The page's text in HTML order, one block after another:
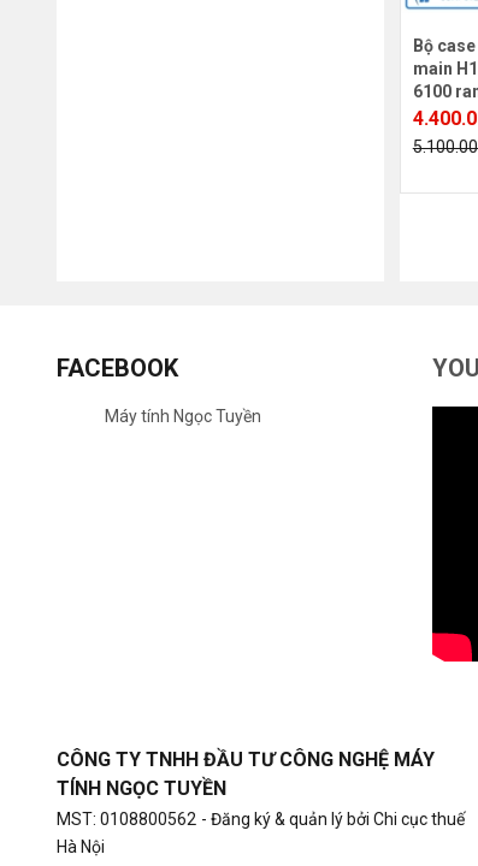
Bộ
main
6100
FACEBOOK
Máy tính Ngọc Tuyền
CÔNG TY TNHH ĐẦU TƯ CÔNG NGHỆ MÁY
TÍNH NGỌC TUYỀN
MST: 0108800562 - Đăng ký & quản lý bởi Chi cục thuế
Hà Nội